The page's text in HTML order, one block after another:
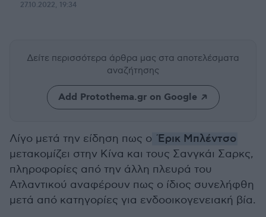
27.10.2022, 19:34
Δείτε περισσότερα άρθρα μας στα αποτελέσματα
αναζήτησης
Add Protothema.gr on Google
Λίγο μετά την είδηση πως ο Έρικ Μπλέντσο
μετακομίζει στην Κίνα και τους Σανγκάι Σαρκς,
πληροφορίες από την άλλη πλευρά του
Ατλαντικού αναφέρουν πως ο ίδιος συνελήφθη
μετά από κατηγορίες για ενδοοικογενειακή βία.